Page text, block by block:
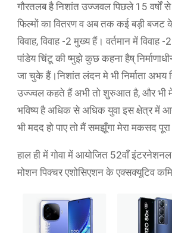
गौरतलब है निशांत उज्जवल पिछले 15 वर्षों
फिल्मों का वितरण व अब तक कई बड़ी बजट
विवाह, विवाह -2 मुख्य हैं। वर्तमान में
पांडेय चिंटू की ष्मुझे कुछ कहना हैष्
जा चुके हैं।निशांत लंदन मे भी निर्माता अभय
उज्ज्वल कहते हैं अभी तो शुरुआत है, और भी
भविष्य है अधिक से अधिक युवा इस क्षेत्र में
भी मदद हो पाए तो मैं समझूँगा मेरा मकसद
हाल ही में गोवा में आयोजित 52वाँ
मोशन पिक्चर एशोसिएशन के एक्सक्यूटिव